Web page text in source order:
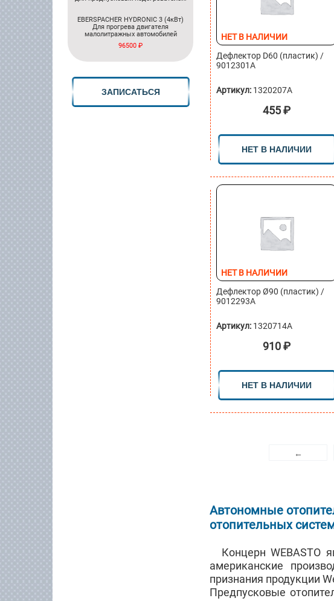
EBERSPACHER HYDRONIC 3 (4кВт)
Для прогрева двигателя
малолитражных автомобилей
96500 ₽
ЗАПИСАТЬСЯ
НЕТ В НАЛИЧИИ
Дефлектор D60 (пластик) /
9012301A
Артикул: 1320207A
455₽
НЕТ В НАЛИЧИИ
НЕТ В НАЛИЧИИ
Дефлектор Ø90 (пластик) /
9012293A
Артикул: 1320714A
910₽
НЕТ В НАЛИЧИИ
←
Автономные
отопительных
Концерн WEBASTO
американские
признания продукции
Предпусковые